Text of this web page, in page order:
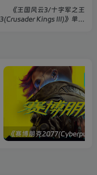
《王国风云3/十字军之王
3(Crusader Kings III)》单机